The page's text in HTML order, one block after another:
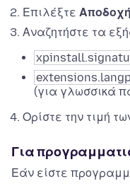
Επιλέξτε
Αναζητήστε τα
(για γλωσσικά
Ορίστε την τιμή
Για
Εάν είστε